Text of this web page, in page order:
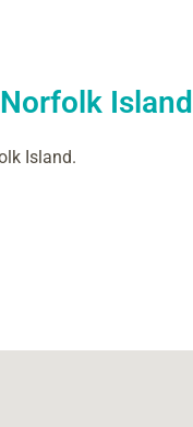
Island
Island.